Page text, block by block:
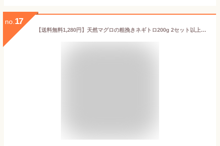
no. 17
【送料無料1,280円】天然マグロの粗挽きネギトロ200g 2セット以上でオマケ！小分け包装 (時短 恵方巻 お年賀 ギフト プレゼント まぐろ 鮪 ねぎとろ 海鮮丼 手巻き寿司 楽天グルメ大賞2022 oss）《ref-nd1》〈nd1〉[[ネギトロ100g-2p]